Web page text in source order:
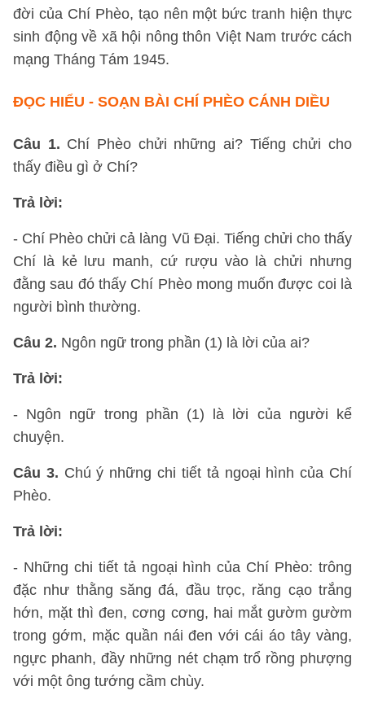
đời của Chí Phèo, tạo nên một bức tranh hiện thực
sinh động về xã hội nông thôn Việt Nam trước cách
mạng Tháng Tám 1945.
ĐỌC HIỂU - SOẠN BÀI CHÍ PHÈO CÁNH DIỀU
Câu 1. Chí Phèo chửi những ai? Tiếng chửi cho
thấy điều gì ở Chí?
Trả lời:
- Chí Phèo chửi cả làng Vũ Đại. Tiếng chửi cho thấy
Chí là kẻ lưu manh, cứ rượu vào là chửi nhưng
đằng sau đó thấy Chí Phèo mong muốn được coi là
người bình thường.
Câu 2. Ngôn ngữ trong phần (1) là lời của ai?
Trả lời:
- Ngôn ngữ trong phần (1) là lời của người kể
chuyện.
Câu 3. Chú ý những chi tiết tả ngoại hình của Chí
Phèo.
Trả lời:
- Những chi tiết tả ngoại hình của Chí Phèo: trông
đặc như thằng săng đá, đầu trọc, răng cạo trắng
hớn, mặt thì đen, cơng cơng, hai mắt gườm gườm
trong gớm, mặc quần nái đen với cái áo tây vàng,
ngực phanh, đầy những nét chạm trổ rồng phượng
với một ông tướng cầm chùy.